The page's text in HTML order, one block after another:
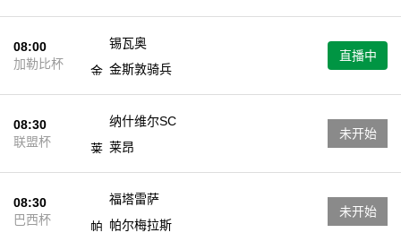
08:00
加勒比杯
锡瓦奥
金斯敦骑兵
直播中
08:30
联盟杯
纳什维尔SC
莱昂
未开始
08:30
巴西杯
福塔雷萨
帕尔梅拉斯
未开始